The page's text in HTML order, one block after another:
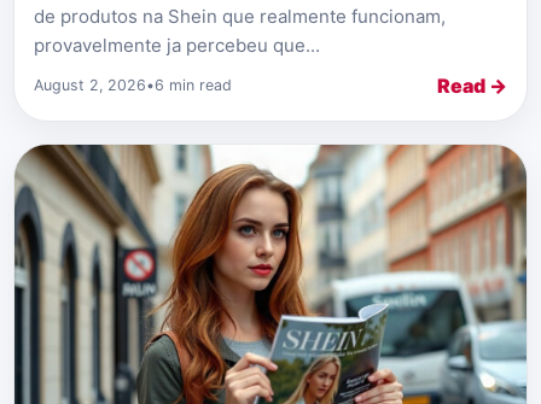
de produtos na Shein que realmente funcionam,
provavelmente ja percebeu que...
August 2, 2026•6 min read Read →